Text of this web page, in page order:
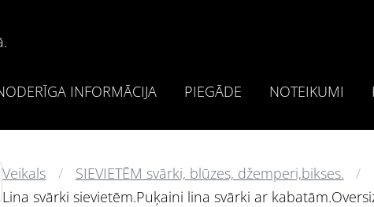
INFORMĀCIJA PIEGĀDE NOTEIKUMI
Veikals
SIEVIETĒM svārki, blūzes, džemperi,bikses.
Lina svārki sievietēm.Puķaini lina svārki ar